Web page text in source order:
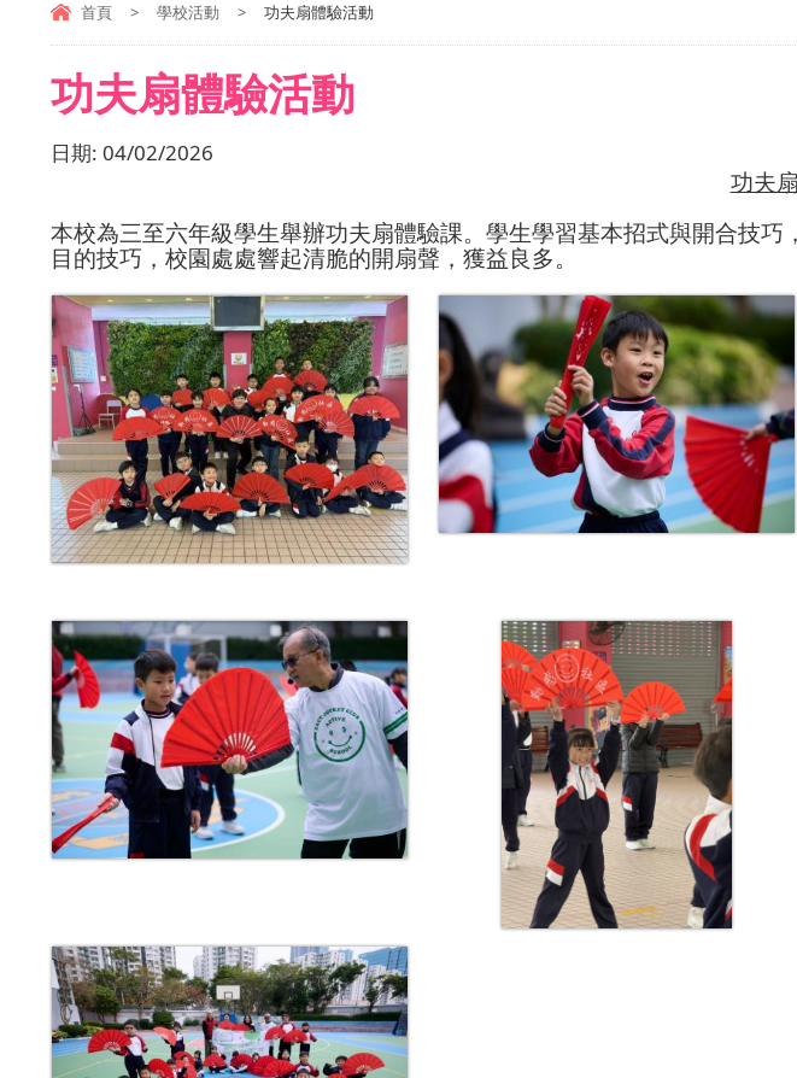
首頁 > 學校活動 > 功夫扇體驗活動
功夫扇體驗活動
日期: 04/02/2026
功夫
本校為三至六年級學生舉辦功夫扇體驗課。學生學習基本招式與開合技
目的技巧，校園處處響起清脆的開扇聲，獲益良多。